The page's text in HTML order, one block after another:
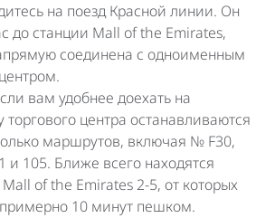
на поезд Красной линии. Он
до станции Mall of the Emirates,
соединена с одноименным
вам удобнее доехать на
торгового центра останавливаются
маршрутов, включая № F30,
и 105. Ближе всего находятся
of the Emirates 2-5, от которых
10 минут пешком.